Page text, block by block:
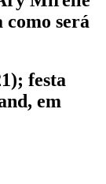
como será
festa
em